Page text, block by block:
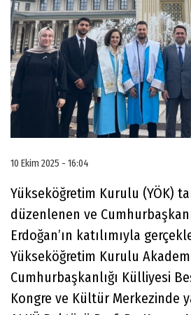
10 Ekim 2025 - 16:04
Yükseköğretim Kurulu (YÖK)
düzenlenen ve
Erdoğan’ın katılımıyla
Yükseköğretim Kurulu
Cumhurbaşkanlığı Külliyesi
Kongre ve Kültür Merkezinde